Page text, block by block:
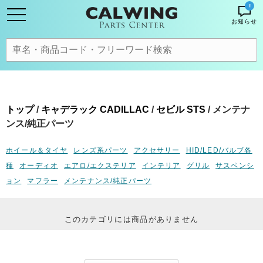
!
お知らせ
トップ/ キャデラック CADILLAC / セビル STS / メンテナ
ンス/純正パーツ
ホイール＆タイヤ レンズ系パーツ アクセサリー
HID/LED/バルブ各
種
オーディオ エアロ/エクステリア インテリア グリル
サスペンシ
ョン
マフラー メンテナンス/純正パーツ
このカテゴリには商品がありません